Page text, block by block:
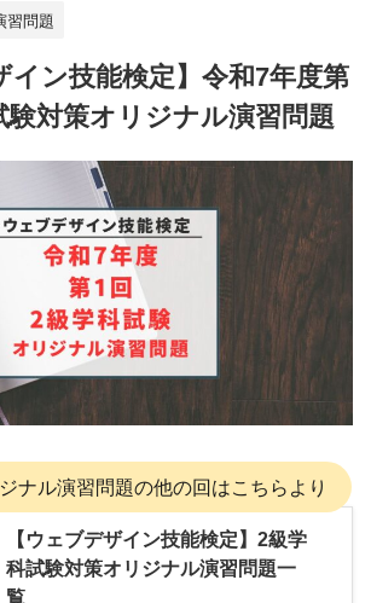
習問題
イン技能検定】令和7年度第
験対策オリジナル演習問題
ナル演習問題の他の回はこちらより
【ウェブデザイン技能検定】2級学
科試験対策オリジナル演習問題一
覧